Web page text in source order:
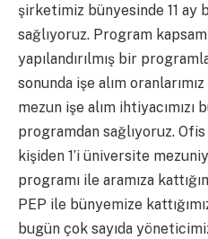
şirketimiz bünyesinde 11 ay
sağlıyoruz. Program
yapılandırılmış bir
sonunda işe alım
mezun işe alım ihtiyacımızı
programdan sağlıyoruz. Ofis
kişiden 1’i üniversite
programı ile aramıza
PEP ile bünyemize
bugün çok sayıda